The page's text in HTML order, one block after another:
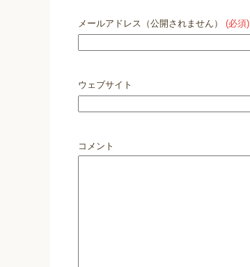
メールアドレス（公開されません） (必須)
ウェブサイト
コメント